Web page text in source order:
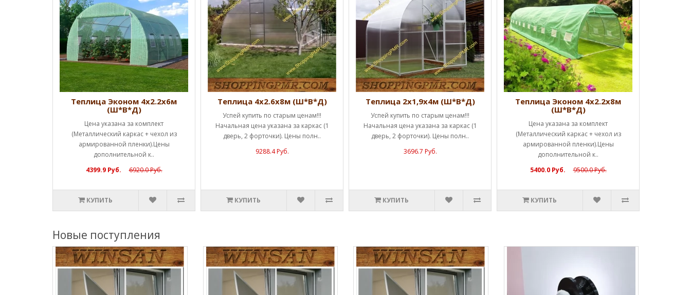
Теплица Эконом 4х2.2х6м
(Ш*В*Д)
Цена указана за комплект
(Металлический каркас + чехол из
армированной пленки).Цены
дополнительной к..
4399.9 Руб.
6920.0 Руб.
КУПИТЬ
Теплица 4х2.6х8м (Ш*В*Д)
Успей купить по старым ценам!!!
Начальная цена указана за каркас (1
дверь, 2 форточки). Цены полн..
9288.4 Руб.
КУПИТЬ
Теплица 2х1,9х4м (Ш*В*Д)
Успей купить по старым ценам!!!
Начальная цена указана за каркас (1
дверь, 2 форточки). Цены полн..
3696.7 Руб.
КУПИТЬ
Теплица Эконом 4х2.2х8м
(Ш*В*Д)
Цена указана за комплект
(Металлический каркас + чехол из
армированной пленки).Цены
дополнительной к..
5400.0 Руб.
9500.0 Руб.
КУПИТЬ
Новые поступления